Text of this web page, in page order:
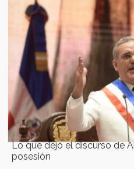
Lo que dejó el discurso de
posesión